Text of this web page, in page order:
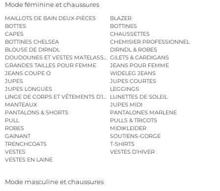
Mode féminine et chaussures
MAILLOTS DE BAIN DEUX-PIÈCES
BLAZER
BOTTES
BOTTINES
CAPES
CHAUSSETTES
BOTTINES CHELSEA
CHEMISIER PROFESSIONNEL
BLOUSE DE DIRNDL
DIRNDL & ROBES
DOUDOUNES ET VESTES MATELASSÉESGILETS & CARDIGANS
GRANDES TAILLES POUR FEMME
JEANS POUR FEMME
JEANS COUPE O
WIDELEG JEANS
JUPES
JUPES COURTES
JUPES LONGUES
LEGGINGS
LINGE DE CORPS ET VÊTEMENTS D’INTÉRIEURLUNETTES DE SOLEIL
MANTEAUX
JUPES MIDI
PANTALONS & SHORTS
PANTALONES MARLENE
PULL
PULLS & TRICOTS
ROBES
MIDIKLEIDER
GAINANT
SOUTIENS-GORGE
TRENCHCOATS
T-SHIRTS
VESTES
VESTES D’HIVER
VESTES EN LAINE
Mode masculine et chaussures